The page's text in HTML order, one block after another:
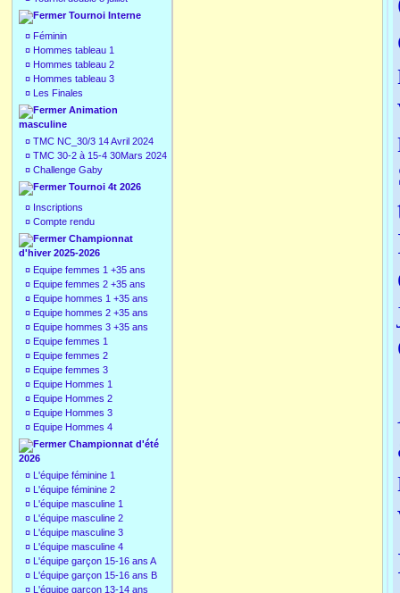
Tournoi Interne
¤ Féminin
¤ Hommes tableau 1
¤ Hommes tableau 2
¤ Hommes tableau 3
¤ Les Finales
Animation
masculine
¤ TMC NC_30/3 14 Avril 2024
¤ TMC 30-2 à 15-4 30Mars 2024
¤ Challenge Gaby
Tournoi 4t 2026
¤ Inscriptions
¤ Compte rendu
Championnat
d'hiver 2025-2026
¤ Equipe femmes 1 +35 ans
¤ Equipe femmes 2 +35 ans
¤ Equipe hommes 1 +35 ans
¤ Equipe hommes 2 +35 ans
¤ Equipe hommes 3 +35 ans
¤ Equipe femmes 1
¤ Equipe femmes 2
¤ Equipe femmes 3
¤ Equipe Hommes 1
¤ Equipe Hommes 2
¤ Equipe Hommes 3
¤ Equipe Hommes 4
Championnat d'été
2026
¤ L'équipe féminine 1
¤ L'équipe féminine 2
¤ L'équipe masculine 1
¤ L'équipe masculine 2
¤ L'équipe masculine 3
¤ L'équipe masculine 4
¤ L'équipe garçon 15-16 ans A
¤ L'équipe garçon 15-16 ans B
¤ L'équipe garçon 13-14 ans